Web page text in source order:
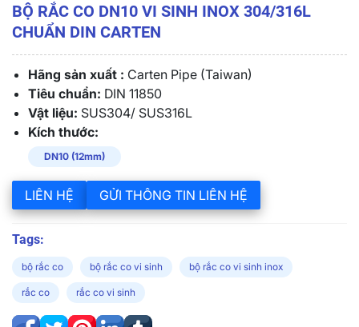
BỘ RẮC CO DN10 VI SINH INOX 304/316L
CHUẨN DIN CARTEN
Hãng sản xuất : Carten Pipe (Taiwan)
Tiêu chuẩn: DIN 11850
Vật liệu: SUS304/ SUS316L
Kích thước:
DN10 (12mm)
LIÊN HỆ GỬI THÔNG TIN LIÊN HỆ
Tags:
bộ rắc co bộ rắc co vi sinh bộ rắc co vi sinh inox
rắc co rắc co vi sinh